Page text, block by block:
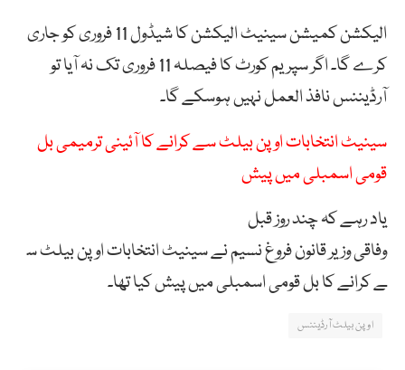
الیکشنکمیشنسینیٹالیکشنکاشیڈول فروریکوجاری
کرےگا۔اگرسپریمکورٹکافیصلہ فروریتکنہآیاتو
آرڈیننسنافذ العملنہیںہوسکےگا۔
سینیٹ انتخابات اوپن بیلٹ سے کرانے کا آئینی ترمیمی بل
قومی اسمبلی میں پیش
یاد رہے کہ چند روز قبل
وفاقیوزیرقانونفروغنسیمنےسینیٹانتخاباتاوپنبیلٹس
ےکرانےکابلقومیاسمبلیمیںپیشکیا تھا۔
اوپن بیلٹ آرڈیننس